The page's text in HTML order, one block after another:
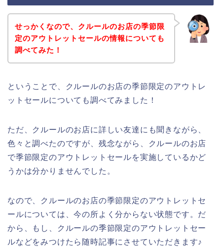
せっかくなので、クルールのお店の季節限
定のアウトレットセールの情報についても
調べてみた！
ということで、クルールのお店の季節限定のアウトレ
ットセールについても調べてみました！
ただ、クルールのお店に詳しい友達にも聞きながら、
色々と調べたのですが、残念ながら、クルールのお店
で季節限定のアウトレットセールを実施しているかど
うかは分かりませんでした。
なので、クルールのお店の季節限定のアウトレットセ
ールについては、今の所よく分からない状態です。だ
から、もし、クルールの季節限定のアウトレットセー
ルなどをみつけたら随時記事にさせていただきます♪